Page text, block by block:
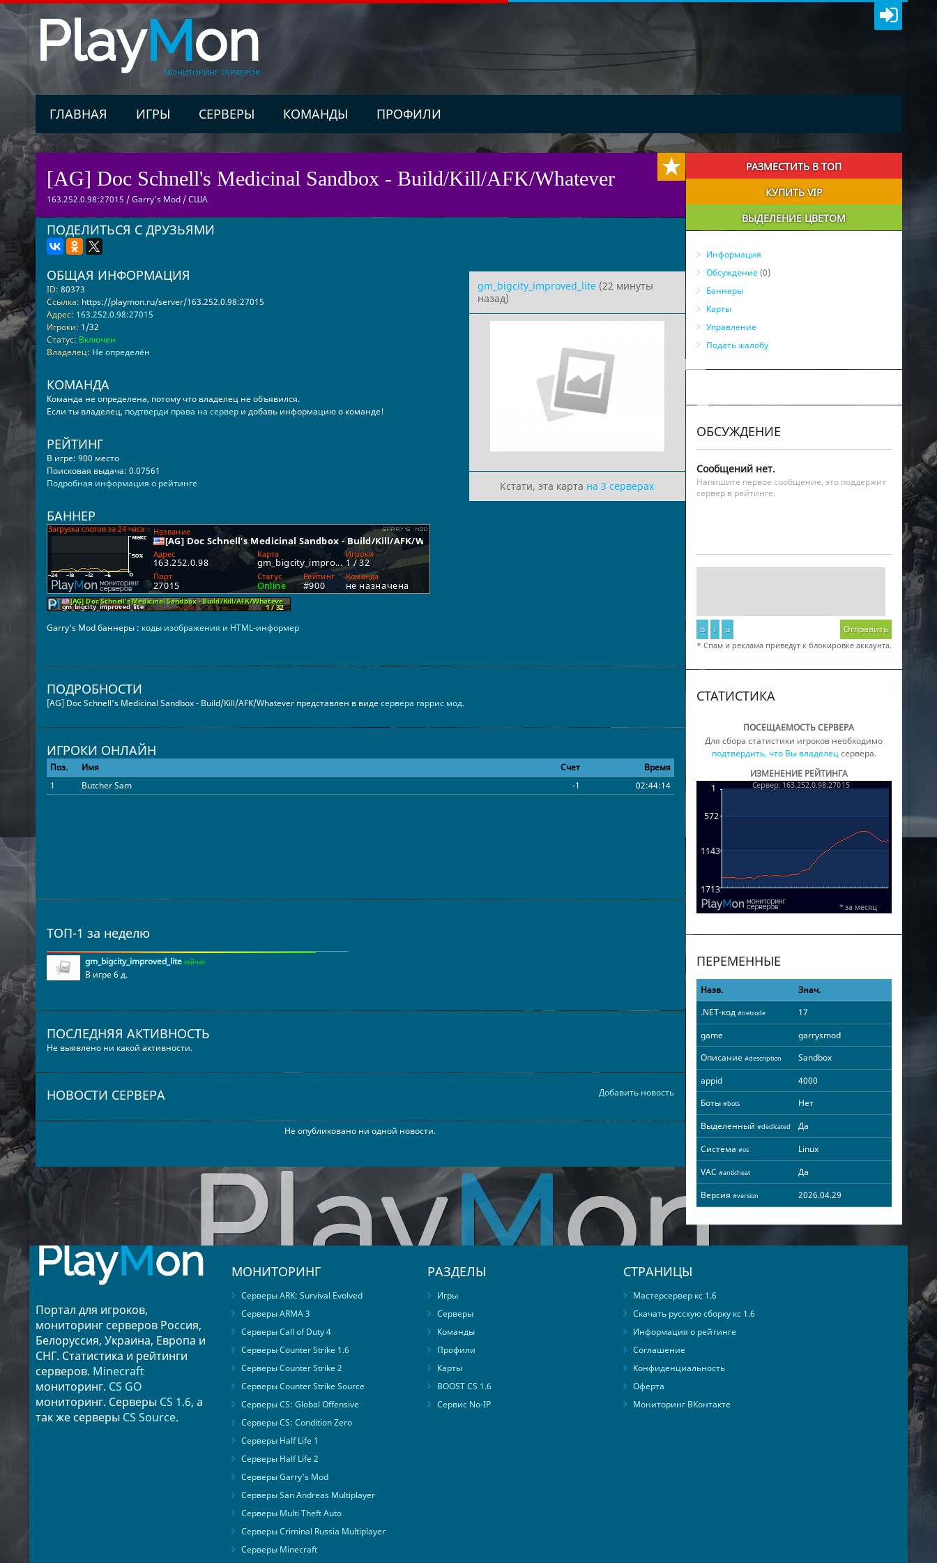
PlayMon
МОНИТОРИНГ СЕРВЕРОВ
ГЛАВНАЯ ИГРЫ СЕРВЕРЫ КОМАНДЫ ПРОФИЛИ
[AG] Doc Schnell's Medicinal Sandbox - Build/Kill/AFK/Whatever
163.252.0.98:27015 /Garry's Mod/США
ПОДЕЛИТЬСЯ С ДРУЗЬЯМИ
gm_bigcity_improved_lite(22 минуты
назад)
Кстати, эта карта на 3 серверах
ОБЩАЯ ИНФОРМАЦИЯ
ID: 80373
Ссылка: https://playmon.ru/server/163.252.0.98:27015
Адрес: 163.252.0.98:27015
Игроки: 1/32
Статус: Включен
Владелец: Не определён
КОМАНДА
Команда не определена, потому что владелец не объявился.
Если ты владелец, подтверди права на сервери добавь информацию о команде!
РЕЙТИНГ
В игре: 900 место
Поисковая выдача: 0.07561
Подробная информация о рейтинге
БАННЕР
Garry's Mod баннеры : коды изображения и HTML-информер
ПОДРОБНОСТИ
[AG] Doc Schnell's Medicinal Sandbox - Build/Kill/AFK/Whatever представлен в видесервера гаррис мод.
ИГРОКИ ОНЛАЙН
Поз. Имя Счет
Время
1
Butcher Sam -1 02:44:14
ТОП-1 за неделю
gm_bigcity_improved_lite сейчас
В игре 6 д.
ПОСЛЕДНЯЯ АКТИВНОСТЬ
Не выявлено ни какой активности.
Добавить новость
НОВОСТИ СЕРВЕРА
Не опубликовано ни одной новости.
РАЗМЕСТИТЬ В ТОП
КУПИТЬ VIP
ВЫДЕЛЕНИЕ ЦВЕТОМ
Информация
Обсуждение(0)
Баннеры
Карты
Управление
Подать жалобу
ОБСУЖДЕНИЕ
Сообщений нет.
Напишите первое сообщение, это поддержит
сервер в рейтинге.
b i u Отправить
* Спам и реклама приведут к блокировке аккаунта.
СТАТИСТИКА
ПОСЕЩАЕМОСТЬ СЕРВЕРА
Для сбора статистики игроков необходимо
подтвердить, что Вы владелецсервера.
ИЗМЕНЕНИЕ РЕЙТИНГА
ПЕРЕМЕННЫЕ
Назв.
Знач.
.NET-код #netcode
17
game
garrysmod
Описание #description
Sandbox
appid
4000
Боты #bots
Нет
Выделенный #dedicated
Да
Система #os
Linux
VAC #anticheat
Да
Версия #version 2026.04.29
PlayMon
Портал для игроков,
мониторинг серверов Россия,
Белоруссия, Украина, Европа и
СНГ. Статистика и рейтинги
серверов. Minecraft
мониторинг. CS GO
мониторинг. Серверы CS 1.6, а
так же серверы CS Source.
МОНИТОРИНГ
Серверы ARK: Survival Evolved
Серверы ARMA 3
Серверы Call of Duty 4
Серверы Counter Strike 1.6
Серверы Counter Strike 2
Серверы Counter Strike Source
Серверы CS: Global Offensive
Серверы CS: Condition Zero
Серверы Half Life 1
Серверы Half Life 2
Серверы Garry's Mod
Серверы San Andreas Multiplayer
Серверы Multi Theft Auto
Серверы Criminal Russia Multiplayer
Серверы Minecraft
РАЗДЕЛЫ
Игры
Серверы
Команды
Профили
Карты
BOOST CS 1.6
Сервис No-IP
СТРАНИЦЫ
Мастерсервер кс 1.6
Скачать русскую сборку кс 1.6
Информация о рейтинге
Соглашение
Конфиденциальность
Оферта
Мониторинг ВКонтакте